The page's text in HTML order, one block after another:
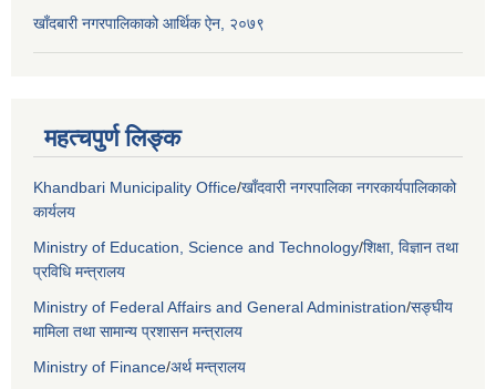
खाँदबारी नगरपालिकाको आर्थिक ऐन, २०७९
महत्चपुर्ण लिङ्क
Khandbari Municipality Office/खाँदवारी नगरपालिका नगरकार्यपालिकाको
कार्यलय
Ministry of Education, Science and Technology/शिक्षा, विज्ञान तथा
प्रविधि मन्त्रालय
Ministry of Federal Affairs and General Administration/सङ्घीय
मामिला तथा सामान्य प्रशासन मन्त्रालय
Ministry of Finance/अर्थ मन्त्रालय